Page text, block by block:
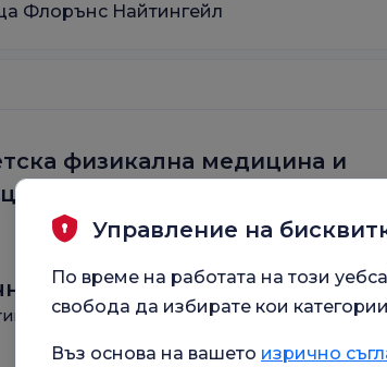
Флорънс Найтингейл
физикална медицина и
в Анкара
науки на университета
магистър
Управление на
По време на работата на този
свобода да избирате кои
Въз основа на вашето изрично